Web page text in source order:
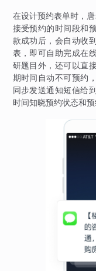
在设计预约表单时，
接受预约的时间段和
款成功后，会自动收
表，即可自助完成在
研题目外，还可以直
期时间自动不可预约
同步发送通知短信给
时间知晓预约状态和预